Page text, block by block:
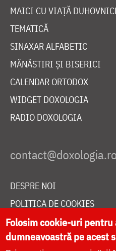
MAICI CU VIAȚĂ
TEMATICĂ
SINAXAR ALFABETIC
MĂNĂSTIRI ȘI BISERICI
CALENDAR ORTODOX
WIDGET DOXOLOGIA
RADIO DOXOLOGIA
DESPRE NOI
POLITICA DE COOKIES
DONEAZĂ ONLINE PENTRU
Folosim cookie-uri
dumneavoastră pe acest